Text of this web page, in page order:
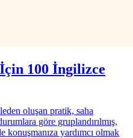
100 İngilizce
oluşan pratik, saha
göre gruplandırılmış,
yardımcı olmak